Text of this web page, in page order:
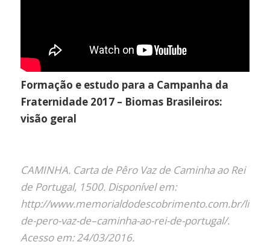
Formação e estudo para a Campanha da
Fraternidade 2017 – Biomas Brasileiros:
visão geral
CAMINHA. Carta de Pêro Vaz de Caminha ao Rei
de Portugal, 1500. Disponível em:
http://www.memorialdodescobrimento.com.br/
de-pero-vaz-de–caminha-ao-rei-de-portugal/.
Acesso em: 24/03/2016.